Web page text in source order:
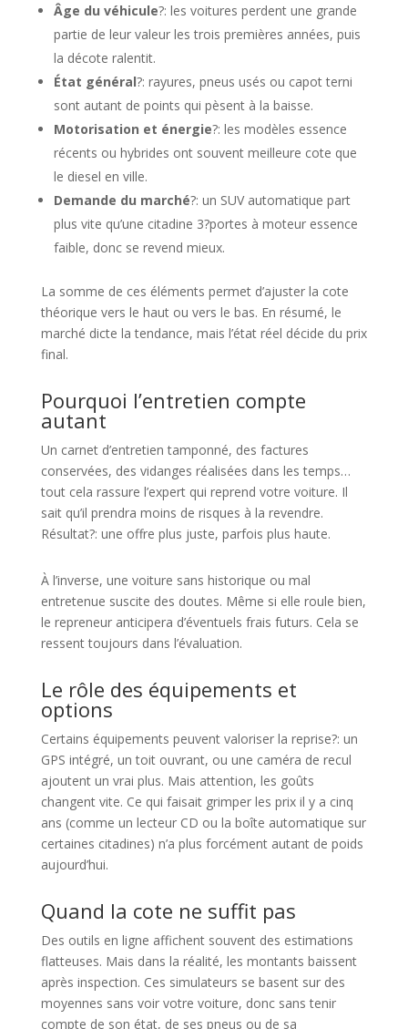
Âge du véhicule?: les voitures perdent une grande
partie de leur valeur les trois premières années, puis
la décote ralentit.
État général?: rayures, pneus usés ou capot terni
sont autant de points qui pèsent à la baisse.
Motorisation et énergie?: les modèles essence
récents ou hybrides ont souvent meilleure cote que
le diesel en ville.
Demande du marché?: un SUV automatique part
plus vite qu’une citadine 3?portes à moteur essence
faible, donc se revend mieux.
La somme de ces éléments permet d’ajuster la cote
théorique vers le haut ou vers le bas. En résumé, le
marché dicte la tendance, mais l’état réel décide du prix
final.
Pourquoi l’entretien compte
autant
Un carnet d’entretien tamponné, des factures
conservées, des vidanges réalisées dans les temps…
tout cela rassure l’expert qui reprend votre voiture. Il
sait qu’il prendra moins de risques à la revendre.
Résultat?: une offre plus juste, parfois plus haute.
À l’inverse, une voiture sans historique ou mal
entretenue suscite des doutes. Même si elle roule bien,
le repreneur anticipera d’éventuels frais futurs. Cela se
ressent toujours dans l’évaluation.
Le rôle des équipements et
options
Certains équipements peuvent valoriser la reprise?: un
GPS intégré, un toit ouvrant, ou une caméra de recul
ajoutent un vrai plus. Mais attention, les goûts
changent vite. Ce qui faisait grimper les prix il y a cinq
ans (comme un lecteur CD ou la boîte automatique sur
certaines citadines) n’a plus forcément autant de poids
aujourd’hui.
Quand la cote ne suffit pas
Des outils en ligne affichent souvent des estimations
flatteuses. Mais dans la réalité, les montants baissent
après inspection. Ces simulateurs se basent sur des
moyennes sans voir votre voiture, donc sans tenir
compte de son état, de ses pneus ou de sa